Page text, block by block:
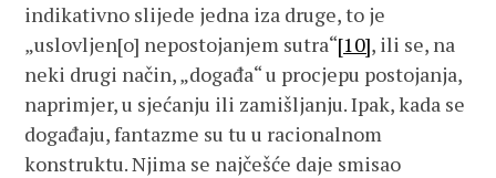
indikativno slijede jedna iza druge, to je
„uslovljen[o] nepostojanjem sutra“[10], ili se, na
neki drugi način, „događa“ u procjepu postojanja,
naprimjer, u sjećanju ili zamišljanju. Ipak, kada se
događaju, fantazme su tu u racionalnom
konstruktu. Njima se najčešće daje smisao